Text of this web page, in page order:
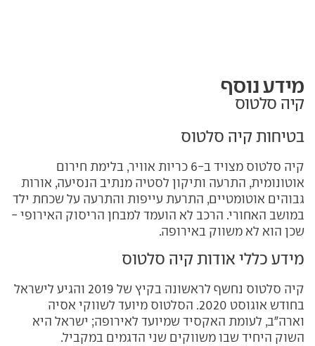
מידע נוסף
קיה סלטוס
בטיחות קיה סלטוס
קיה סלטוס מצויד ב-6 כריות אוויר, בלימת חירום
אוטונומית, התרעה ותיקון לסטיה מנתיב הנסיעה, אורות
גבוהים אוטומטיים, התרעת עייפות והתרעה על שכחת ילד
במושב האחורי. הרכב לא הועמד למבחן הריסוק האירופי -
שכן הוא לא משווק באירופה.
מידע כללי אודות קיה סלטוס
קיה סלטוס נחשף לראשונה בקיץ של 2019 והגיע לישראל
בחודש אוגוסט 2020. הסלטוס מיועד לשווקי אסיה
וארה"ב, לעומת האקסיד שמיועד לאירופה; ישראל היא
השוק היחיד שבו משווקים שני הדגמים במקביל.